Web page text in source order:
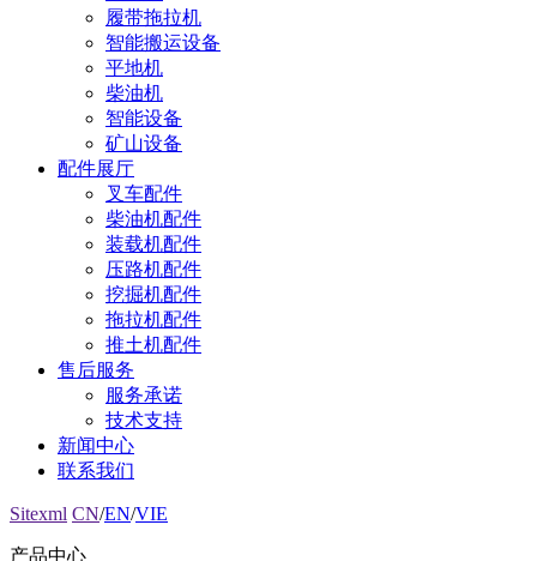
履带拖拉机
智能搬运设备
平地机
柴油机
智能设备
矿山设备
配件展厅
叉车配件
柴油机配件
装载机配件
压路机配件
挖掘机配件
拖拉机配件
推土机配件
售后服务
服务承诺
技术支持
新闻中心
联系我们
Sitexml CN/EN/VIE
产品中心